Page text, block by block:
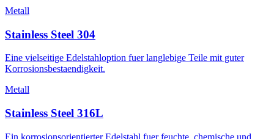
Metall
Stainless Steel 304
Eine vielseitige Edelstahloption fuer langlebige Teile mit guter
Korrosionsbestaendigkeit.
Metall
Stainless Steel 316L
Ein korrosionsorientierter Edelstahl fuer feuchte, chemische und